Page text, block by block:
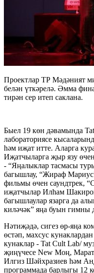
Проектлар ТР Мәдәният
белән үткәрелә. Әмма
тирән сер итеп саклана.
Быел 19 көн дәвамында
лабораториясе
һәм иҗат итте. Аларга
Иҗатчыларга җыр язу
- “Яңалыклар тасмасы
багышлау, “Жираф
фильмы өчен саундтрек,
иҗатчылар Илһам
багышлаулар язарга да
киләчәк” яңа буын гимны
Нәтиҗәдә, сигез өр-яңа
өстәп, махсус
кунаклар - Tat Cult Lab/
җиңүчесе New Моң,
Илгиз Шәйхразиев һәм
программада барлыгы 12